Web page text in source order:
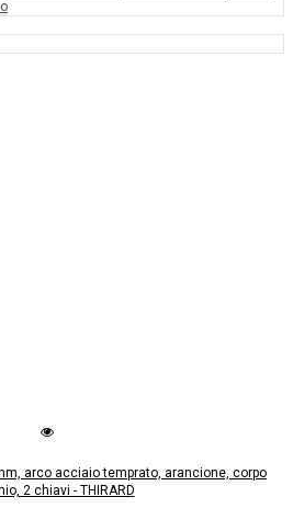
arco acciaio temprato, arancione, corpo
2 chiavi - THIRARD